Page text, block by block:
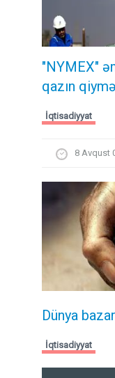
"NYMEX"
qazın
İqtisadiyyat
8 Avqust
Dünya
İqtisadiyyat